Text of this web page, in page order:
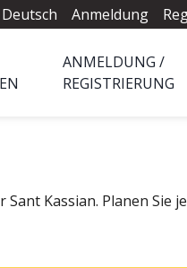
Deutsch Anmeldung
ANMELDUNG /
REGISTRIERUNG
Kassian. Planen Sie